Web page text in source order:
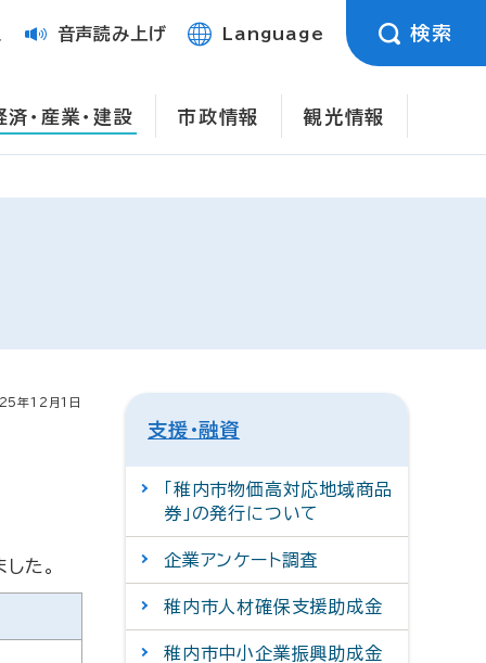
音声読み上げ Language 検索
済・産業・建設 市政情報 観光情報
年12月1日
た。
支援・融資
「稚内市物価高対応地域商品
券」の発行について
企業アンケート調査
稚内市人材確保支援助成金
稚内市中小企業振興助成金